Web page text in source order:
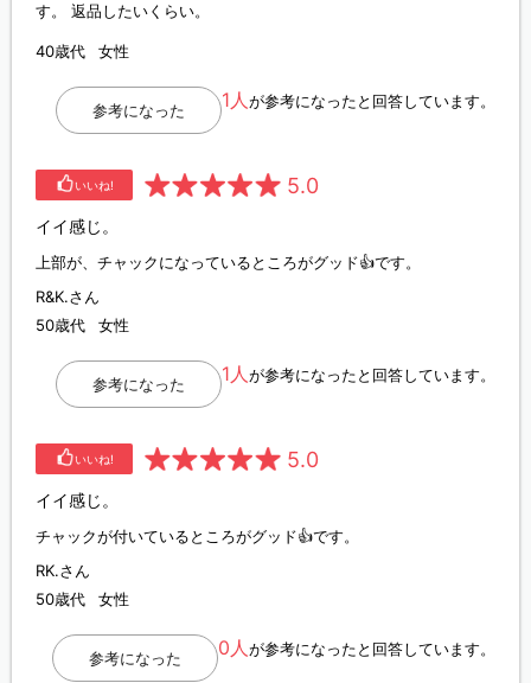
す。 返品したいくらい。
40歳代 女性
1人が参考になったと回答しています。
参考になった
いいね! 5.0
イイ感じ。
上部が、チャックになっているところがグッド👍です。
R&K.さん
50歳代
女性
1人が参考になったと回答しています。
参考になった
いいね! 5.0
イイ感じ。
チャックが付いているところがグッド👍です。
RK.さん
50歳代
女性
0人が参考になったと回答しています。
参考になった